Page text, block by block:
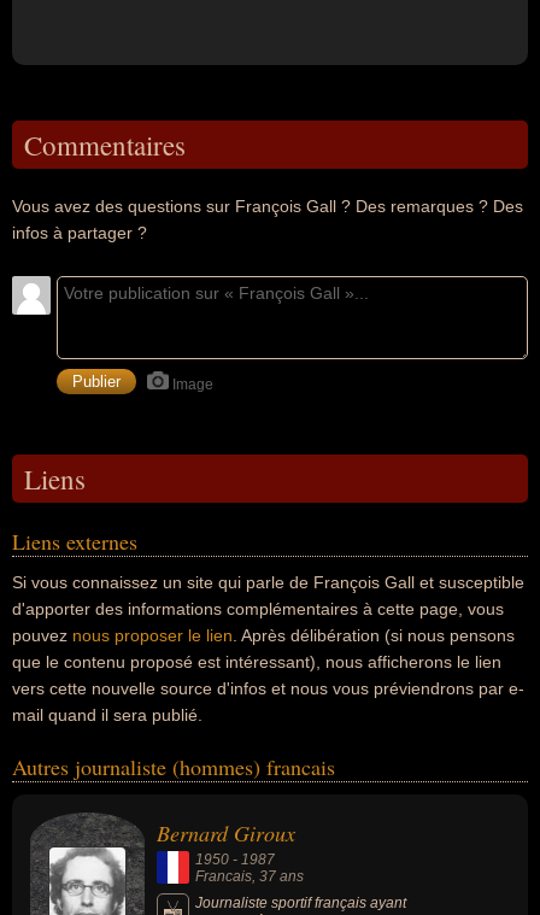
Commentaires
Vous avez des questions sur François Gall ? Des remarques ? Des
infos à partager ?
Image
Liens
Liens externes
Si vous connaissez un site qui parle de François Gall et susceptible
d'apporter des informations complémentaires à cette page, vous
pouvez nous proposer le lien . Après délibération (si nous pensons
que le contenu proposé est intéressant), nous afficherons le lien
vers cette nouvelle source d'infos et nous vous préviendrons par e-
mail quand il sera publié.
Autres journaliste (hommes) francais
Bernard Giroux
1950 - 1987
Francais, 37 ans
Journaliste sportif français ayant